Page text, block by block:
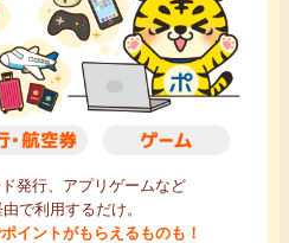
発行、アプリゲームなど
で利用するだけ。
イントがもらえるものも！